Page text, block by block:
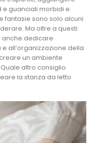
guanciali morbidi e
fantasie sono solo alcuni
Ma oltre a questi
anche dedicare
all’organizzazione della
un ambiente
altro consiglio
la stanza da letto